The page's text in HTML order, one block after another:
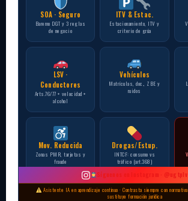
SOA · Seguro
Baremo DGT y 3 reglas
de negocio
ITV & Estac.
Estacionamiento, ITV y
criterio de grúa
LSV ·
Conductores
Arts.76/77 + velocidad +
alcohol
Vehículos
Matrículas, doc., ZBE y
ruidos
Mov. Reducida
Zonas PMR, tarjetas y
fraude
Drogas/Estup.
INTCF: consumo vs
tráfico (art.368)
Síguenos en Instagram · @ugtplv
Asistente IA en aprendizaje continuo · Contrasta siempre con
sustituye formación jurídica